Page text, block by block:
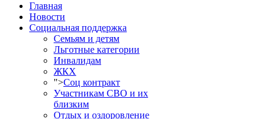
Главная
Новости
Социальная поддержка
Семьям и детям
Льготные категории
Инвалидам
ЖКХ
">Соц контракт
Участникам СВО и их
близким
Отдых и оздоровление